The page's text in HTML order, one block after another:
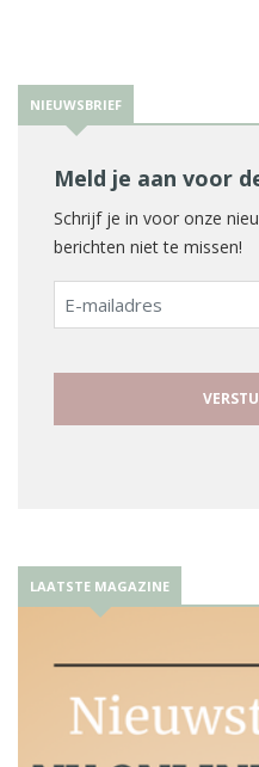
NIEUWSBRIEF
Meld je aan voor
Schrijf je in voor onze
berichten niet te missen!
E-
mailadres
LAATSTE MAGAZINE